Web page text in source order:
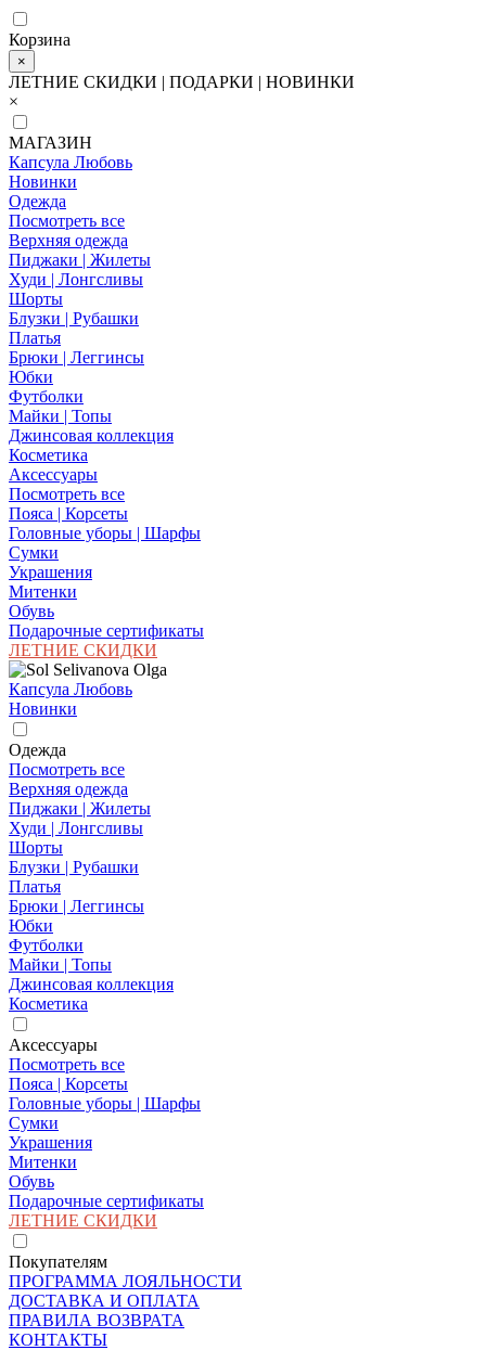
Корзина
×
ЛЕТНИЕ СКИДКИ | ПОДАРКИ | НОВИНКИ
×
МАГАЗИН
Капсула Любовь
Новинки
Одежда
Посмотреть все
Верхняя одежда
Пиджаки | Жилеты
Худи | Лонгсливы
Шорты
Блузки | Рубашки
Платья
Брюки | Леггинсы
Юбки
Футболки
Майки | Топы
Джинсовая коллекция
Косметика
Аксессуары
Посмотреть все
Пояса | Корсеты
Головные уборы | Шарфы
Сумки
Украшения
Митенки
Обувь
Подарочные сертификаты
ЛЕТНИЕ СКИДКИ
Капсула Любовь
Новинки
Одежда
Посмотреть все
Верхняя одежда
Пиджаки | Жилеты
Худи | Лонгсливы
Шорты
Блузки | Рубашки
Платья
Брюки | Леггинсы
Юбки
Футболки
Майки | Топы
Джинсовая коллекция
Косметика
Аксессуары
Посмотреть все
Пояса | Корсеты
Головные уборы | Шарфы
Сумки
Украшения
Митенки
Обувь
Подарочные сертификаты
ЛЕТНИЕ СКИДКИ
Покупателям
ПРОГРАММА ЛОЯЛЬНОСТИ
ДОСТАВКА И ОПЛАТА
ПРАВИЛА ВОЗВРАТА
КОНТАКТЫ